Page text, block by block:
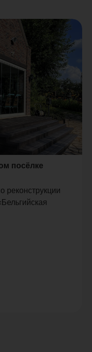
посёлке
реконструкции